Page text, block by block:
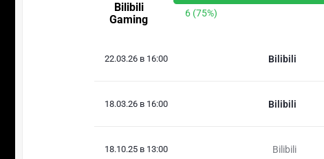
Bilibili
Gaming
6 (75%)
22.03.26 в 16:00 Bilibili
18.03.26 в 16:00 Bilibili
18.10.25 в 13:00 Bilibili